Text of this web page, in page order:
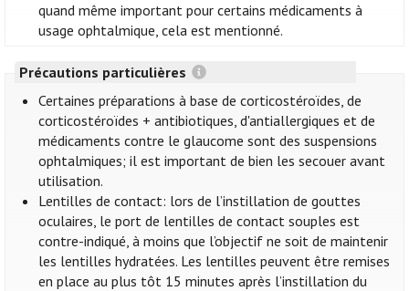
quand même important pour certains médicaments à
usage ophtalmique, cela est mentionné.
Précautions particulières
Certaines préparations à base de corticostéroïdes, de
corticostéroïdes + antibiotiques, d'antiallergiques et de
médicaments contre le glaucome sont des suspensions
ophtalmiques; il est important de bien les secouer avant
utilisation.
Lentilles de contact: lors de l’instillation de gouttes
oculaires, le port de lentilles de contact souples est
contre-indiqué, à moins que l’objectif ne soit de maintenir
les lentilles hydratées. Les lentilles peuvent être remises
en place au plus tôt 15 minutes après l’instillation du